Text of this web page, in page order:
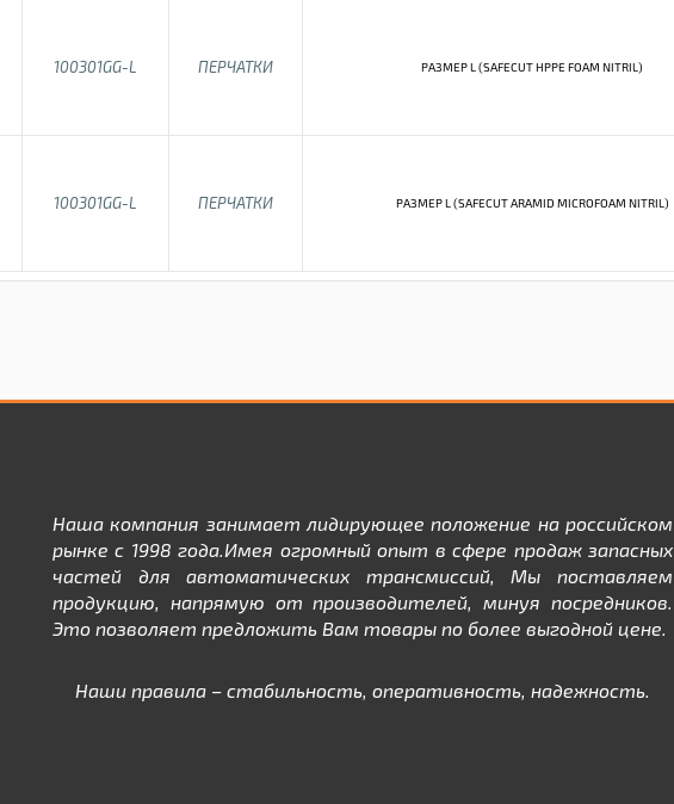
100301GG-L ПЕРЧАТКИ РАЗМЕР L (SAFECUT HPPE FOAM NITRIL)
100301GG-L ПЕРЧАТКИ РАЗМЕР L (SAFECUT ARAMID MICROFOAM NITRIL)
Наша компания занимает лидирующее положение на российском
рынке с 1998 года.Имея огромный опыт в сфере продаж запасных
частей для автоматических трансмиссий, Мы поставляем
продукцию, напрямую от производителей, минуя посредников.
Это позволяет предложить Вам товары по более выгодной цене.
Наши правила – стабильность, оперативность, надежность.